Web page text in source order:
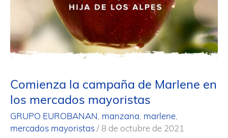
Comienza la campaña de Marlene en
los mercados mayoristas
GRUPO EUROBANAN , manzana, marlene,
mercados mayoristas / 8 de octubre de 2021